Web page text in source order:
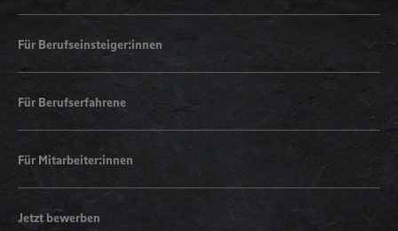
Für Berufseinsteiger:innen
Für Berufserfahrene
Für Mitarbeiter:innen
Jetzt bewerben